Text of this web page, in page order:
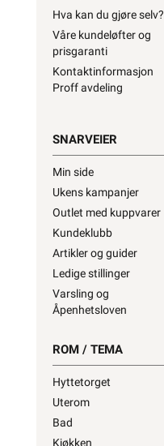
Hva kan du gjøre selv?
Våre kundeløfter og
prisgaranti
Kontaktinformasjon
Proff avdeling
SNARVEIER
Min side
Ukens kampanjer
Outlet med kuppvarer
Kundeklubb
Artikler og guider
Ledige stillinger
Varsling og
Åpenhetsloven
ROM / TEMA
Hyttetorget
Uterom
Bad
Kjøkken